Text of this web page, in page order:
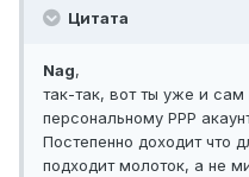
Цитата
Nag,
так-так, вот ты уже и
персональному PPP
Постепенно доходит что
подходит молоток, а не